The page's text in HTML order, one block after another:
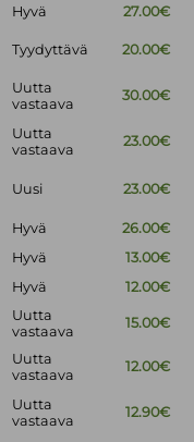
Hyvä
27.00€
Tyydyttävä 20.00€
Uutta
vastaava
30.00€
Uutta
vastaava
23.00€
Uusi 23.00€
Hyvä
26.00€
Hyvä
13.00€
Hyvä 12.00€
Uutta
vastaava
15.00€
Uutta
vastaava
12.00€
Uutta
vastaava
12.90€